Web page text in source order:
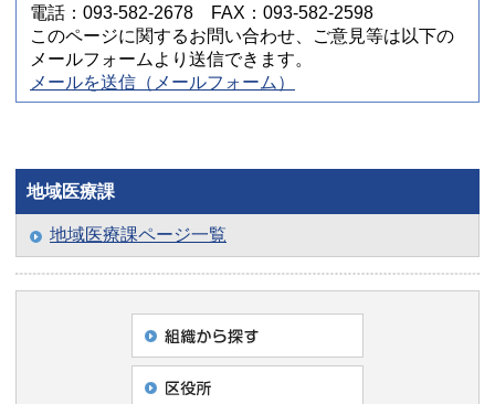
電話：093-582-2678 FAX：093-582-2598
このページに関するお問い合わせ、ご意見等は以下の
メールフォームより送信できます。
メールを送信（メールフォーム）
地域医療課
地域医療課ページ一覧